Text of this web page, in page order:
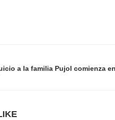
a la familia Pujol comienza